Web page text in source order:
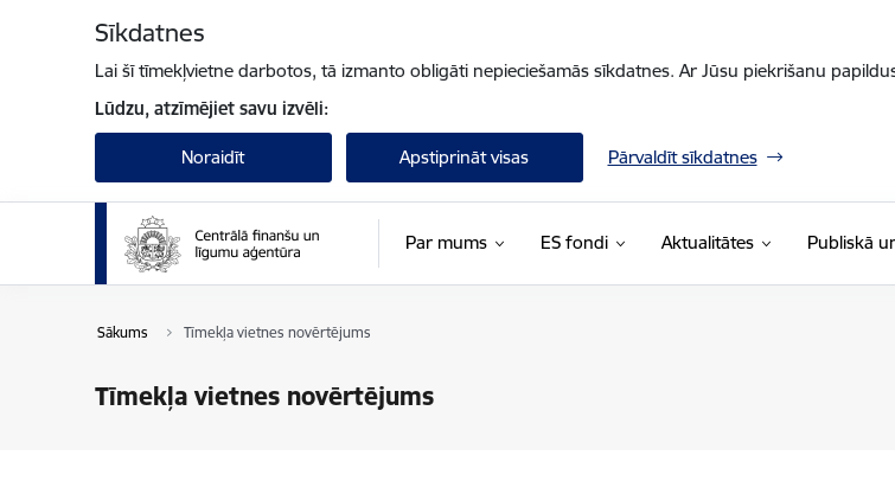
Sīkdatnes
Lai šī tīmekļvietne darbotos, tā izmanto obligāti nepieciešamās sīkdatnes. Ar Jūsu piekrišanu
Lūdzu, atzīmējiet savu izvēli:
Noraidīt Apstiprināt visas Pārvaldīt sīkdatnes
Par mums ES fondi Aktualitātes Publiskā
Sākums Tīmekļa vietnes novērtējums
Tīmekļa vietnes novērtējums